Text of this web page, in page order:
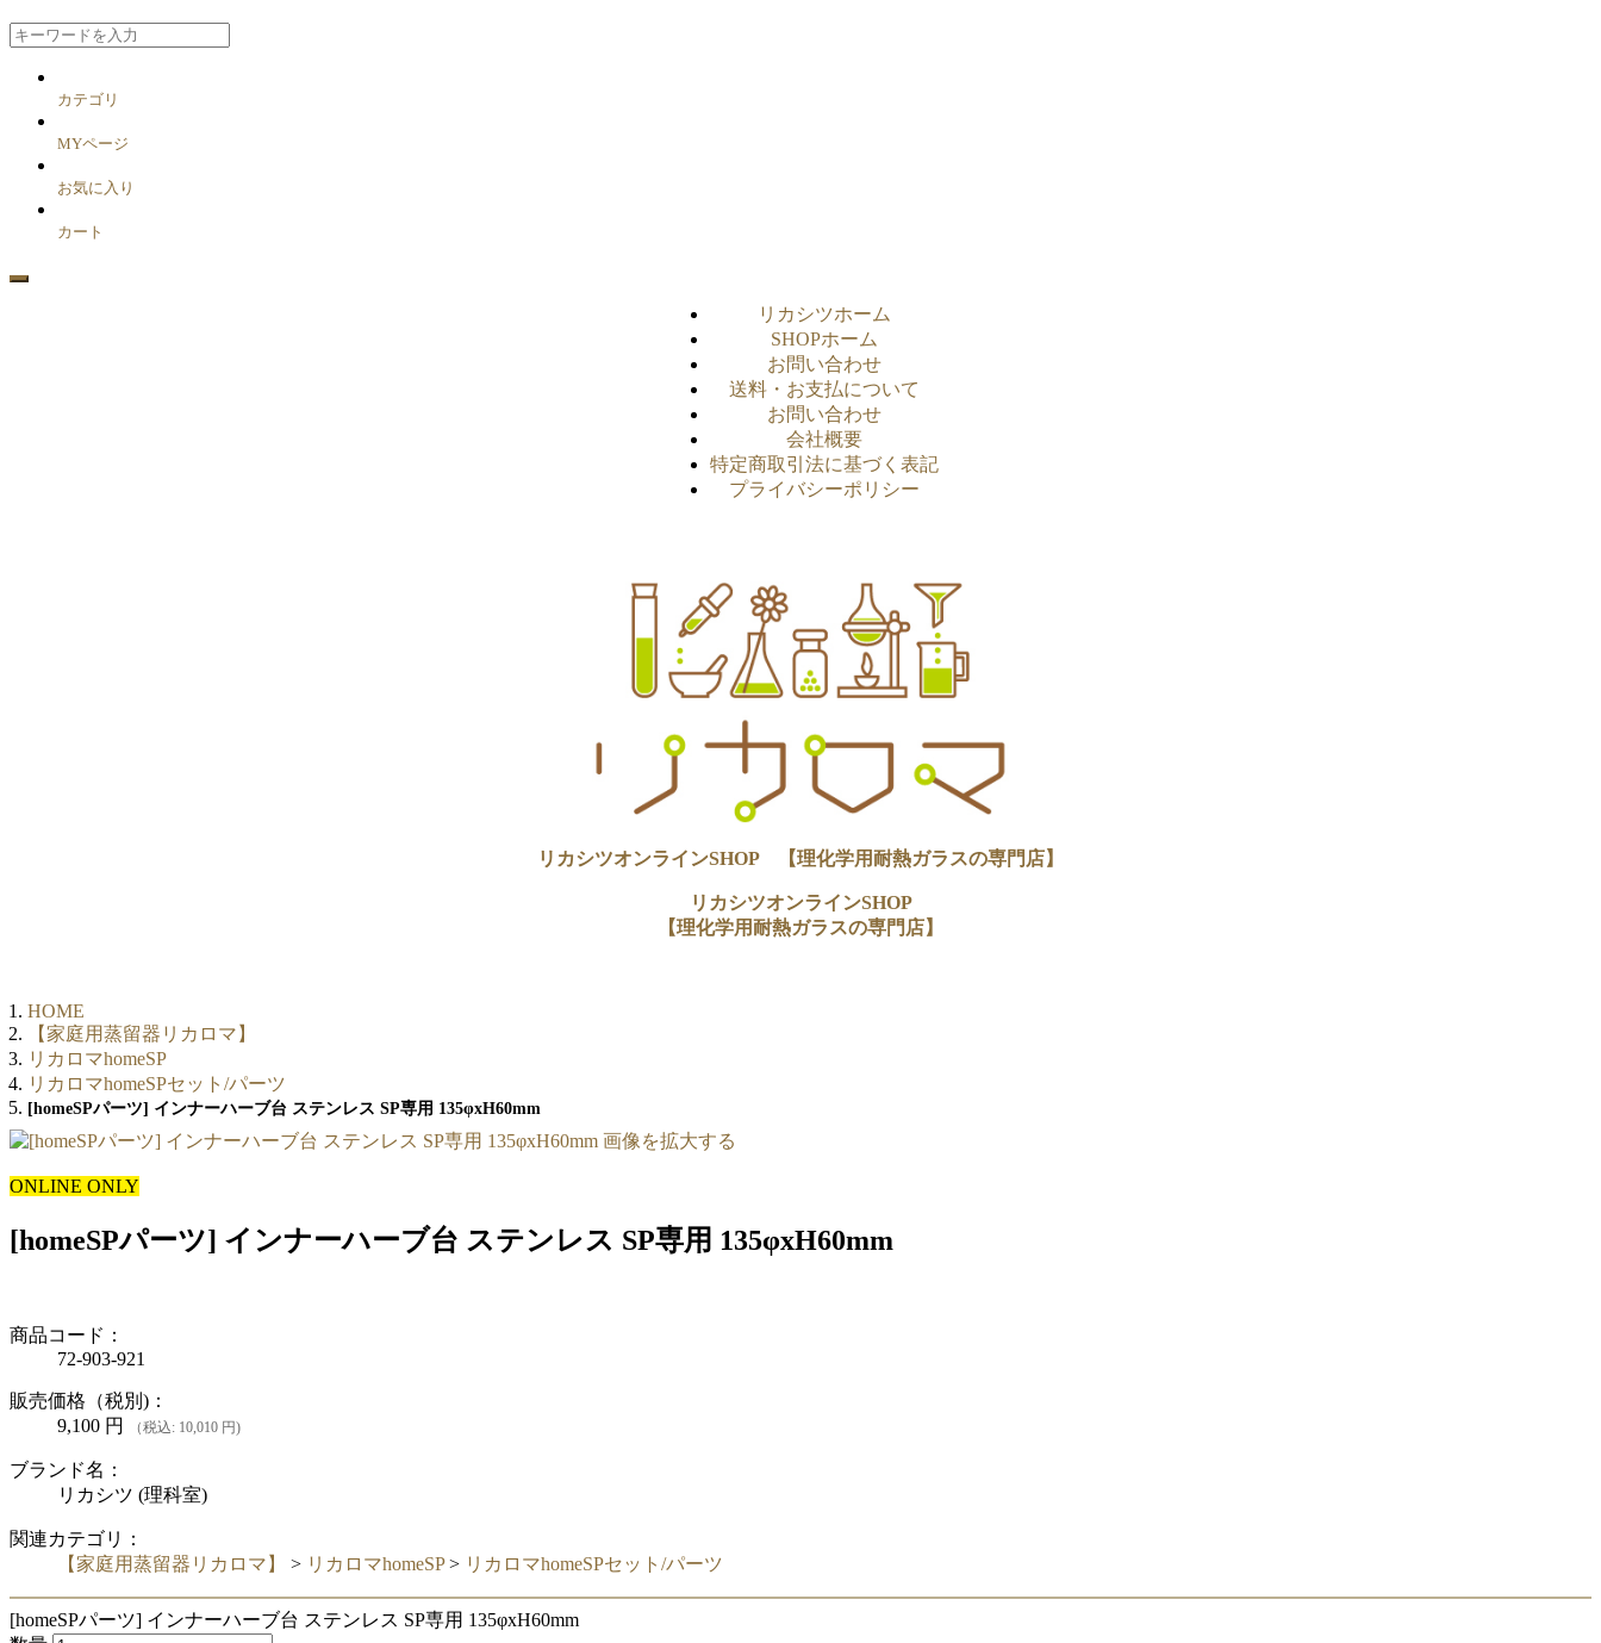
カテゴリ
MYページ
お気に入り
カート
リカシツホーム
SHOPホーム
お問い合わせ
送料・お支払について
お問い合わせ
会社概要
特定商取引法に基づく表記
プライバシーポリシー
リカシツオンラインSHOP 【理化学用耐熱ガラスの専門店】
リカシツオンラインSHOP
【理化学用耐熱ガラスの専門店】
HOME
【家庭用蒸留器リカロマ】
リカロマhomeSP
リカロマhomeSPセット/パーツ
[homeSPパーツ] インナーハーブ台 ステンレス SP専用 135φxH60mm
画像を拡大する
ONLINE ONLY
[homeSPパーツ] インナーハーブ台 ステンレス SP専用 135φxH60mm
商品コード：
72-903-921
販売価格（税別)：
9,100 円 （税込: 10,010 円)
ブランド名：
リカシツ (理科室)
関連カテゴリ：
【家庭用蒸留器リカロマ】
> リカロマhomeSP> リカロマhomeSPセット/パーツ
[homeSPパーツ] インナーハーブ台 ステンレス SP専用 135φxH60mm